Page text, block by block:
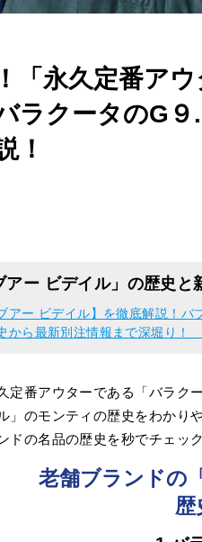
「永久定番ア
ラクータのG
！
アー ビデイル」の歴史
アー ビデイル】を徹底解説！
から最新別注情報まで深堀り！
定番アウターである「バラク
」のモンティの歴史をわかり
ドの名品の歴史を秒でチェッ
老舗ブランドの
歴